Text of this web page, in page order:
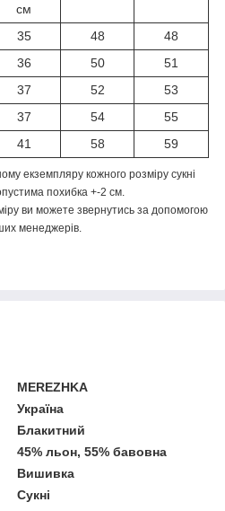
см
35 48
48
36 50
51
37 52
53
37 54
55
41 58 59
екземпляру кожного розміру сукні
похибка +-2 см.
ви можете звернутись за допомогою
менеджерів.
MEREZHKA
Україна
Блакитний
45% льон, 55% бавовна
Вишивка
Сукні